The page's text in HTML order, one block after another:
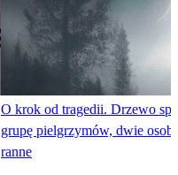
O krok od tragedii. Drzewo
grupę pielgrzymów, dwie
ranne